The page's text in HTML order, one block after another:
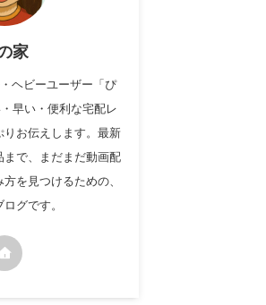
家
ヘビーユーザー「ぴ
早い・便利な宅配レ
りお伝えします。最新
で、まだまだ動画配
を見つけるための、
グです。